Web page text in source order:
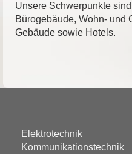
Unsere Schwerpunkte
Bürogebäude, Wohn- und
Gebäude sowie Hotels.
Elektrotechnik
Kommunikationstechnik